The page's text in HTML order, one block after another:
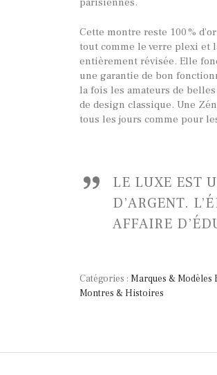
Cette montre reste 100 %
tout comme le verre plexi et
entièrement révisée. Elle
une garantie de bon
la fois les amateurs de
de design classique. Une
tous les jours comme pour
LE LUXE EST
D’ARGENT.
AFFAIRE
Catégories : Marques & Modèles
Montres & Histoires